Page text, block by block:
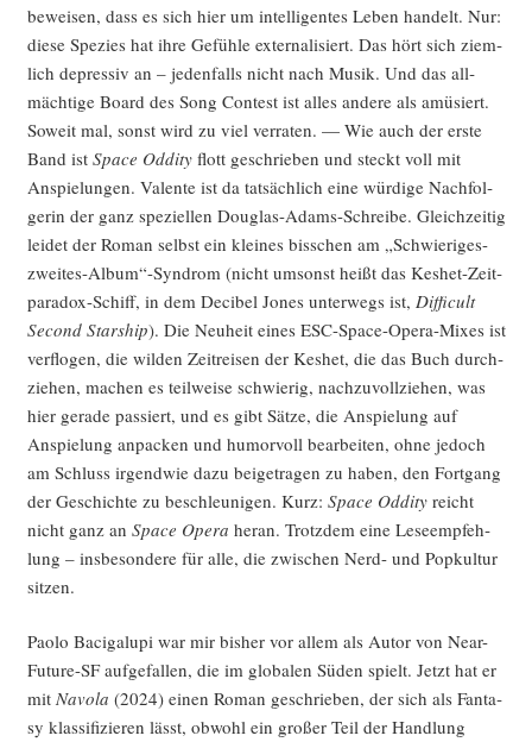
bewei­sen, dass es sich hier um intel­li­gen­tes Leben han­delt. Nur:
die­se Spe­zi­es hat ihre Gefüh­le exter­na­li­siert. Das hört sich ziem­
lich depres­siv an – jeden­falls nicht nach Musik. Und das all­
mäch­ti­ge Board des Song Con­test ist alles ande­re als amü­siert.
Soweit mal, sonst wird zu viel ver­ra­ten. — Wie auch der ers­te
Band ist Space Oddi­tyflott geschrie­ben und steckt voll mit
Anspie­lun­gen. Valen­te ist da tat­säch­lich eine wür­di­ge Nach­fol­
ge­rin der ganz spe­zi­el­len Dou­glas-Adams-Schrei­be. Gleich­zei­tig
lei­det der Roman selbst ein klei­nes biss­chen am „Schwieriges-
zweites-Album“-Syndrom (nicht umsonst heißt das Kes­het-Zeit­
pa­ra­dox-Schiff, in dem Deci­bel Jones unter­wegs ist, Dif­fi­cult
Second Star­ship). Die Neu­heit eines ESC-Space-Ope­ra-Mixes ist
ver­flo­gen, die wil­den Zeit­rei­sen der Kes­het, die das Buch durch­
zie­hen, machen es teil­wei­se schwie­rig, nach­zu­voll­zie­hen, was
hier gera­de pas­siert, und es gibt Sät­ze, die Anspie­lung auf
Anspie­lung anpa­cken und humor­voll bear­bei­ten, ohne jedoch
am Schluss irgend­wie dazu bei­getra­gen zu haben, den Fort­gang
der Geschich­te zu beschleu­ni­gen. Kurz: Space Oddi­tyreicht
nicht ganz an Space Ope­ra her­an. Trotz­dem eine Lese­emp­feh­
lung – ins­be­son­de­re für alle, die zwi­schen Nerd- und Pop­kul­tur
sitzen.
Pao­lo Baci­g­alu­pi war mir bis­her vor allem als Autor von Near-
Future-SF auf­ge­fal­len, die im glo­ba­len Süden spielt. Jetzt hat er
mit Navo­la (2024) einen Roman geschrie­ben, der sich als Fan­ta­
sy klas­si­fi­zie­ren lässt, obwohl ein gro­ßer Teil der Hand­lung